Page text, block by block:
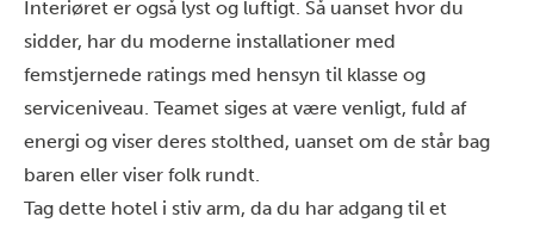
Interiøret er også lyst og luftigt. Så uanset hvor du
sidder, har du moderne installationer med
femstjernede ratings med hensyn til klasse og
serviceniveau. Teamet siges at være venligt, fuld af
energi og viser deres stolthed, uanset om de står bag
baren eller viser folk rundt.
Tag dette hotel i stiv arm, da du har adgang til et